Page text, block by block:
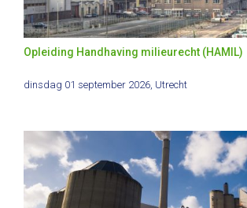
Opleiding Handhaving milieurecht (HAMIL)
dinsdag 01 september 2026 , Utrecht